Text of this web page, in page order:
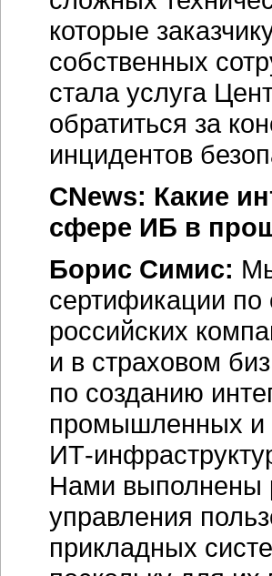
которые
собственных
стала услуга
обратиться за
инцидентов
CNews: Какие
сфере ИБ в
Борис Симис:
сертификации по
российских
и в страховом
по созданию
промышленных и
ИТ-
Нами выполнены
управления
прикладных